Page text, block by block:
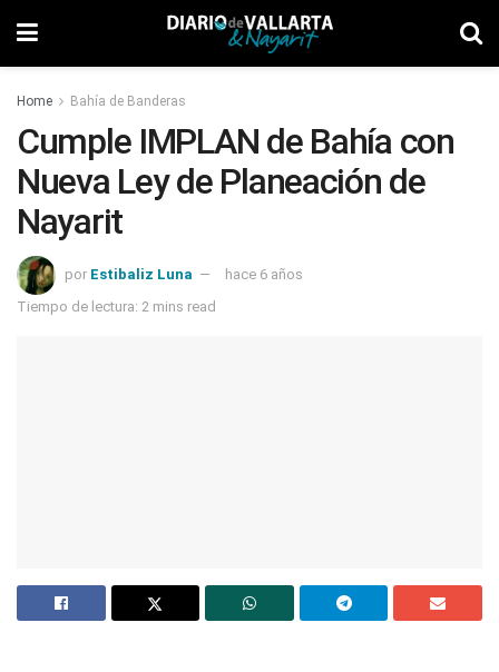
Home Bahía de Banderas
Cumple IMPLAN de Bahía con
Nueva Ley de Planeación de
Nayarit
por Estibaliz Luna
hace 6 años
Tiempo de lectura: 2 mins read